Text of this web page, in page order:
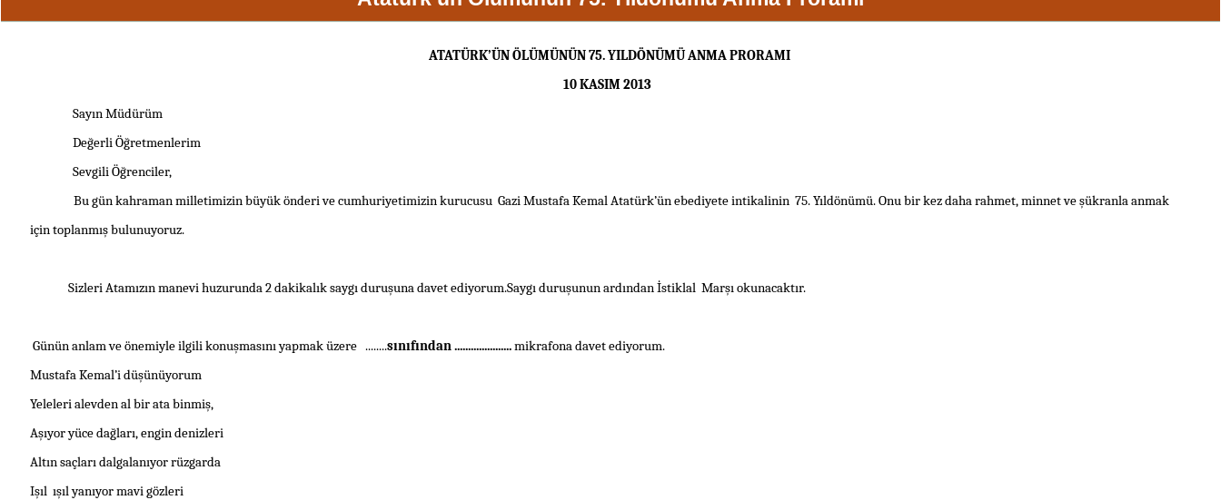
ATATÜRK’ÜN ÖLÜMÜNÜN 75. YILDÖNÜMÜ ANMA PRORAMI
10 KASIM 2013
Sayın Müdürüm
Değerli Öğretmenlerim
Sevgili Öğrenciler,
Bu gün kahraman milletimizin büyük önderi ve cumhuriyetimizin kurucusu GaziMustafa KemalAtatürk’ün ebediyete intikalinin 75. Yıldönümü. Onu bir kez daha rahmet, minnet ve şükranla anmak
için toplanmış bulunuyoruz.
Sizleri Atamızın manevi huzurunda 2 dakikalık saygı duruşuna davet ediyorum.Saygı duruşunun ardından İstiklal Marşı okunacaktır.
Günün anlam ve önemiyle ilgili konuşmasını yapmak üzere ........sınıfından .....................mikrafona davet ediyorum.
Mustafa Kemal’i düşünüyorum
Yeleleri alevden al bir ata binmiş,
Aşıyor yüce dağları, engin denizleri
Altın saçları dalgalanıyor rüzgarda
Işıl ışıl yanıyor mavi gözleri